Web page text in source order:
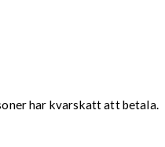
har kvarskatt att betala.